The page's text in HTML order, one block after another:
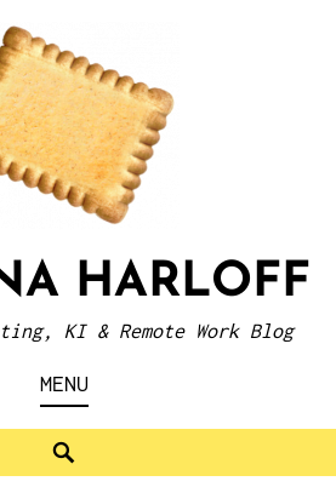
HARLOFF
KI & Remote Work Blog
MENU